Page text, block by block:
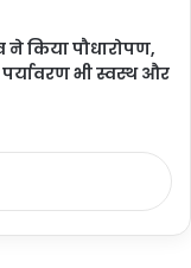
किया पौधारोपण,
भी स्वस्थ और